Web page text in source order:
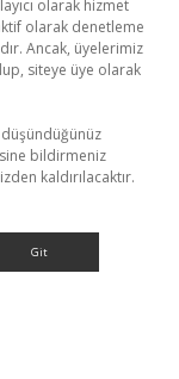
olarak hizmet
olarak denetleme
Ancak, üyelerimiz
siteye üye olarak
bildirmeniz
kaldırılacaktır.